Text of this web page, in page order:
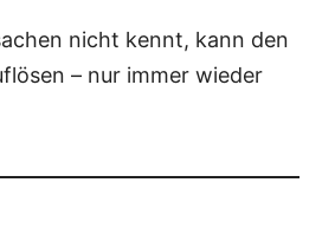
nicht kennt, kann den
– nur immer wie­der